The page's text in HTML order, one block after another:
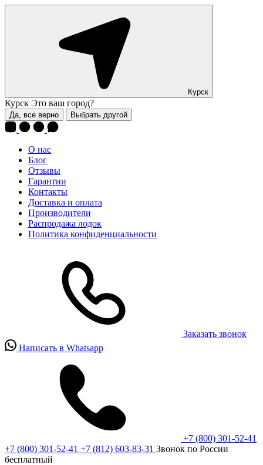
Курск
Курск Это ваш город?
Да, все верно Выбрать другой
О нас
Блог
Отзывы
Гарантии
Контакты
Доставка и оплата
Производители
Распродажа лодок
Политика конфиденциальности
Заказать звонок
Написать в Whatsapp
+7 (800) 301-52-41
+7 (800) 301-52-41 +7 (812) 603-83-31 Звонок по России
бесплатный